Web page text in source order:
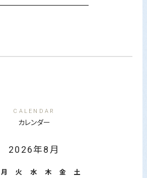
CALENDAR
カレンダー
2026年8月
月 火 水 木 金
土